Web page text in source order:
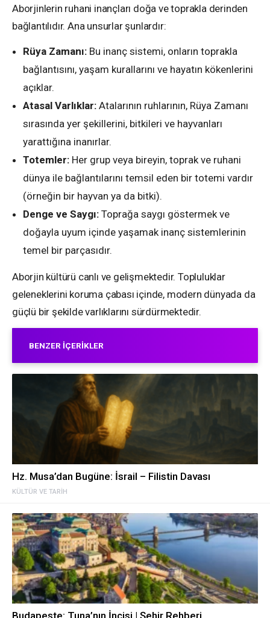
Aborjinlerin ruhani inançları doğa ve toprakla derinden
bağlantılıdır. Ana unsurlar şunlardır:
Rüya Zamanı: Bu inanç sistemi, onların toprakla
bağlantısını, yaşam kurallarını ve hayatın kökenlerini
açıklar.
Atasal Varlıklar: Atalarının ruhlarının, Rüya Zamanı
sırasında yer şekillerini, bitkileri ve hayvanları
yarattığına inanırlar.
Totemler: Her grup veya bireyin, toprak ve ruhani
dünya ile bağlantılarını temsil eden bir totemi vardır
(örneğin bir hayvan ya da bitki).
Denge ve Saygı: Toprağa saygı göstermek ve
doğayla uyum içinde yaşamak inanç sistemlerinin
temel bir parçasıdır.
Aborjin kültürü canlı ve gelişmektedir. Topluluklar
geleneklerini koruma çabası içinde, modern dünyada da
güçlü bir şekilde varlıklarını sürdürmektedir.
BENZER İÇERIKLER
KÜLTÜR VE TARIH
Hz. Musa’dan Bugüne: İsrail – Filistin Davası
Budapeşte: Tuna’nın İncisi | Şehir Rehberi